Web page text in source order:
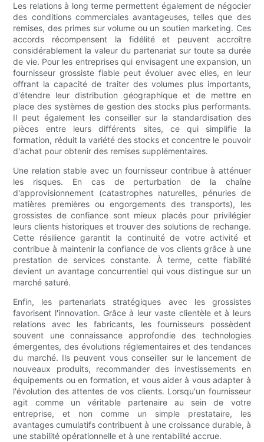
Les relations à long terme permettent également de négocier
des conditions commerciales avantageuses, telles que des
remises, des primes sur volume ou un soutien marketing. Ces
accords récompensent la fidélité et peuvent accroître
considérablement la valeur du partenariat sur toute sa durée
de vie. Pour les entreprises qui envisagent une expansion, un
fournisseur grossiste fiable peut évoluer avec elles, en leur
offrant la capacité de traiter des volumes plus importants,
d'étendre leur distribution géographique et de mettre en
place des systèmes de gestion des stocks plus performants.
Il peut également les conseiller sur la standardisation des
pièces entre leurs différents sites, ce qui simplifie la
formation, réduit la variété des stocks et concentre le pouvoir
d'achat pour obtenir des remises supplémentaires.
Une relation stable avec un fournisseur contribue à atténuer
les risques. En cas de perturbation de la chaîne
d'approvisionnement (catastrophes naturelles, pénuries de
matières premières ou engorgements des transports), les
grossistes de confiance sont mieux placés pour privilégier
leurs clients historiques et trouver des solutions de rechange.
Cette résilience garantit la continuité de votre activité et
contribue à maintenir la confiance de vos clients grâce à une
prestation de services constante. À terme, cette fiabilité
devient un avantage concurrentiel qui vous distingue sur un
marché saturé.
Enfin, les partenariats stratégiques avec les grossistes
favorisent l'innovation. Grâce à leur vaste clientèle et à leurs
relations avec les fabricants, les fournisseurs possèdent
souvent une connaissance approfondie des technologies
émergentes, des évolutions réglementaires et des tendances
du marché. Ils peuvent vous conseiller sur le lancement de
nouveaux produits, recommander des investissements en
équipements ou en formation, et vous aider à vous adapter à
l'évolution des attentes de vos clients. Lorsqu'un fournisseur
agit comme un véritable partenaire au sein de votre
entreprise, et non comme un simple prestataire, les
avantages cumulatifs contribuent à une croissance durable, à
une stabilité opérationnelle et à une rentabilité accrue.